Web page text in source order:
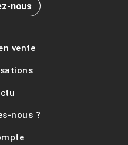
nous
vente
nous ?